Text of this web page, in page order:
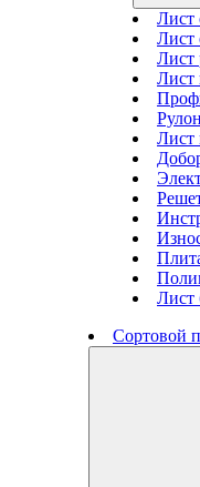
Лист
Лист
Лист
Лист
Лист
Лист
Сортовой